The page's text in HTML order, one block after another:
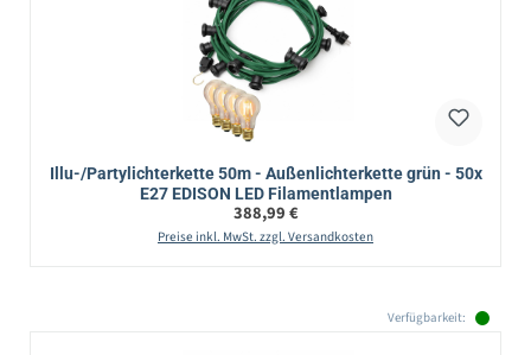
Illu-/Partylichterkette 50m - Außenlichterkette grün - 50x
E27 EDISON LED Filamentlampen
Regulärer Preis:
388,99 €
Preise inkl. MwSt. zzgl. Versandkosten
Verfügbarkeit: